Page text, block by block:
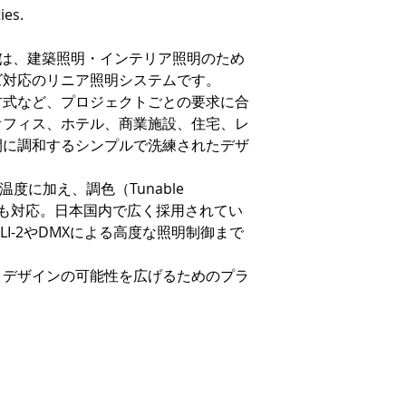
、建築照明・インテリア照明のため
応のリニア照明システムです。
など、プロジェクトごとの要求に合
ィス、ホテル、商業施設、住宅、レ
調和するシンプルで洗練されたデザ
度に加え、調色（Tunable
対応。日本国内で広く採用されてい
2やDMXによる高度な照明制御まで
ザインの可能性を広げるためのプラ